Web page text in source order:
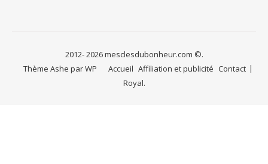
2012- 2026 mesclesdubonheur.com ©.
Accueil Affiliation et publicité Contact
Thème Ashe parWP
Royal.